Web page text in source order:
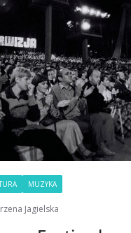
MUZYKA
Jagielska